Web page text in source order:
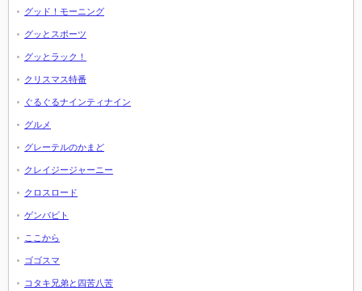
グッド！モーニング
グッとスポーツ
グッとラック！
クリスマス特番
ぐるぐるナインティナイン
グルメ
グレーテルのかまど
クレイジージャーニー
クロスロード
ゲンバビト
ここから
ゴゴスマ
コタキ兄弟と四苦八苦